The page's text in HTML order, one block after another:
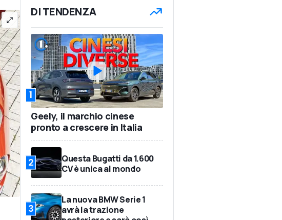
DI TENDENZA
1
Geely, il marchio cinese
pronto a crescere in Italia
2
Questa Bugatti da 1.600
CV è unica al mondo
3
La nuova BMW Serie 1
avrà la trazione